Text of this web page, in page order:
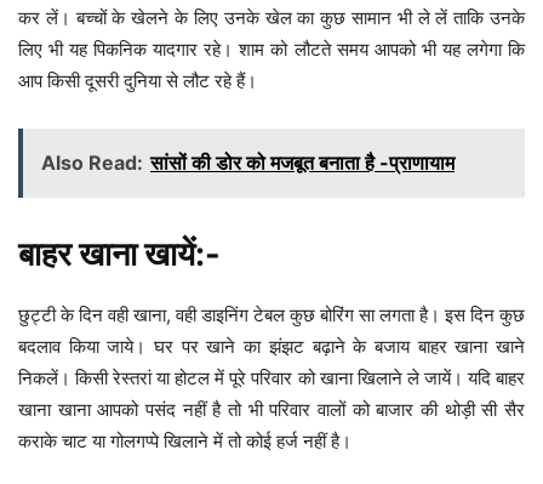
कर लें। बच्चों के खेलने के लिए उनके खेल का कुछ सामान भी ले लें ताकि उनके
लिए भी यह पिकनिक यादगार रहे। शाम को लौटते समय आपको भी यह लगेगा कि
आप किसी दूसरी दुनिया से लौट रहे हैं।
Also Read: सांसों की डोर को मजबूत बनाता है -प्राणायाम
बाहर खाना खायें:-
छुट्टी के दिन वही खाना, वही डाइनिंग टेबल कुछ बोरिंग सा लगता है। इस दिन कुछ
बदलाव किया जाये। घर पर खाने का झंझट बढ़ाने के बजाय बाहर खाना खाने
निकलें। किसी रेस्तरां या होटल में पूरे परिवार को खाना खिलाने ले जायें। यदि बाहर
खाना खाना आपको पसंद नहीं है तो भी परिवार वालों को बाजार की थोड़ी सी सैर
कराके चाट या गोलगप्पे खिलाने में तो कोई हर्ज नहीं है।